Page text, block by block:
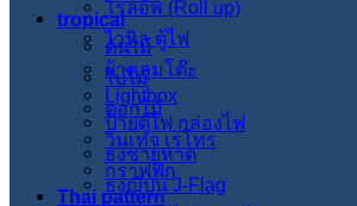
โรลอัพ (Roll up)
ไวนิล ตู้ไฟ
ผ้าคลุมโต๊ะ
Lightbox
ป้ายตู้ไฟ กล่องไฟ
ธงชายหาด
ธงญี่ปุ่น J-Flag
tropical
ต้นไม้
ใบไม้
ดอกไม้
วินเทจ เรโทร
กราฟฟิก
Thai pattern